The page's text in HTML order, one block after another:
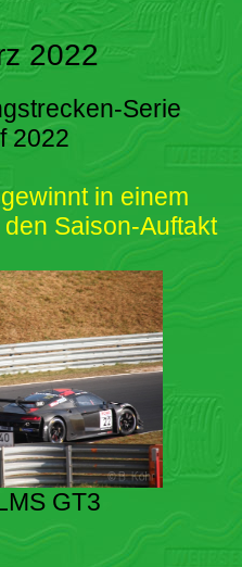
2022
Serie
2022
in einem
Saison-Auftakt
GT3